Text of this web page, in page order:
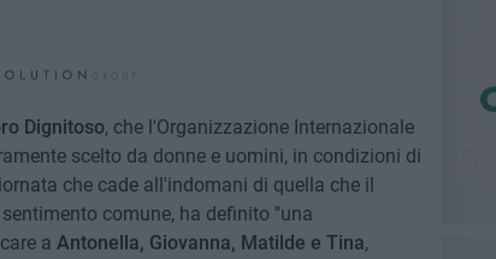
Dignitoso, che l'Organizzazione Internazionale
scelto da donne e uomini, in condizioni di
che cade all'indomani di quella che il
comune, ha definito ''una
a Antonella, Giovanna, Matilde e Tina,